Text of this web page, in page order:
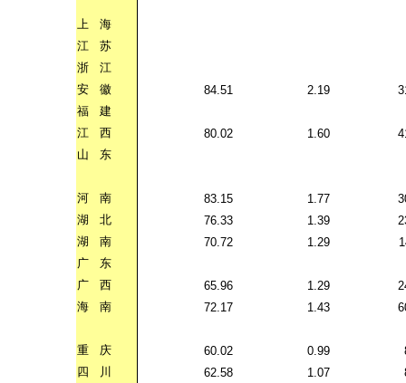
上
海
江
苏
浙
江
安
徽 84.51 2.19
福
建
江
西 80.02 1.60
山
东
河 南 83.15 1.77
湖
北 76.33 1.39
湖
南 70.72 1.29
广
东
广
西 65.96 1.29
海
南 72.17 1.43
重 庆 60.02 0.99
四
川 62.58 1.07